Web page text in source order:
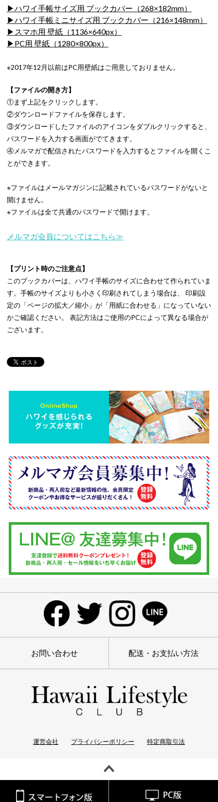
▶ハワイ手帳サイズ用 ブックカバー（268×182mm）
▶ハワイ手帳ミニサイズ用 ブックカバー（216×148mm）
▶スマホ用 壁紙（1136×640px）
▶PC用 壁紙（1280×800px）
※2017年12月以前はPC用壁紙はご用意しておりません。
【ファイルの開き方】
①まず上記をクリックします。
②ダウンロードファイルを保存します。
③ダウンロードしたファイルのアイコンをダブルクリックすると、
パスワードを入力する画面がでてきます。
④メルマガで配信されたパスワードを入力するとファイルを開くこ
とができます。
※ファイルはメールマガジンに記載されているパスワードがないと
開けません。
※ファイルは全て共通のパスワードで開けます。
メルマガ会員についてはこちら≫
【プリント時のご注意点】
このブックカバーは、ハワイ手帳のサイズに合わせて作られていま
す。手帳のサイズよりも小さく印刷されてしまう場合は、 印刷設
定の「ページの拡大／縮小」が「用紙に合わせる」になっていない
かご確認ください。 表記方法はご使用のPCによって異なる場合が
ございます。
お問い合わせ 配送・お支払い方法
運営会社 プライバシーポリシー 特定商取引法